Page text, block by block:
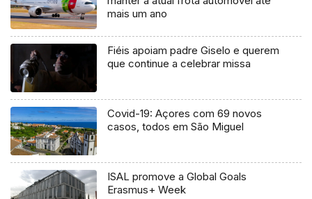
mais um ano
Fiéis apoiam padre Giselo e querem
que continue a celebrar missa
Covid-19: Açores com 69 novos
casos, todos em São Miguel
ISAL promove a Global Goals
Erasmus+ Week